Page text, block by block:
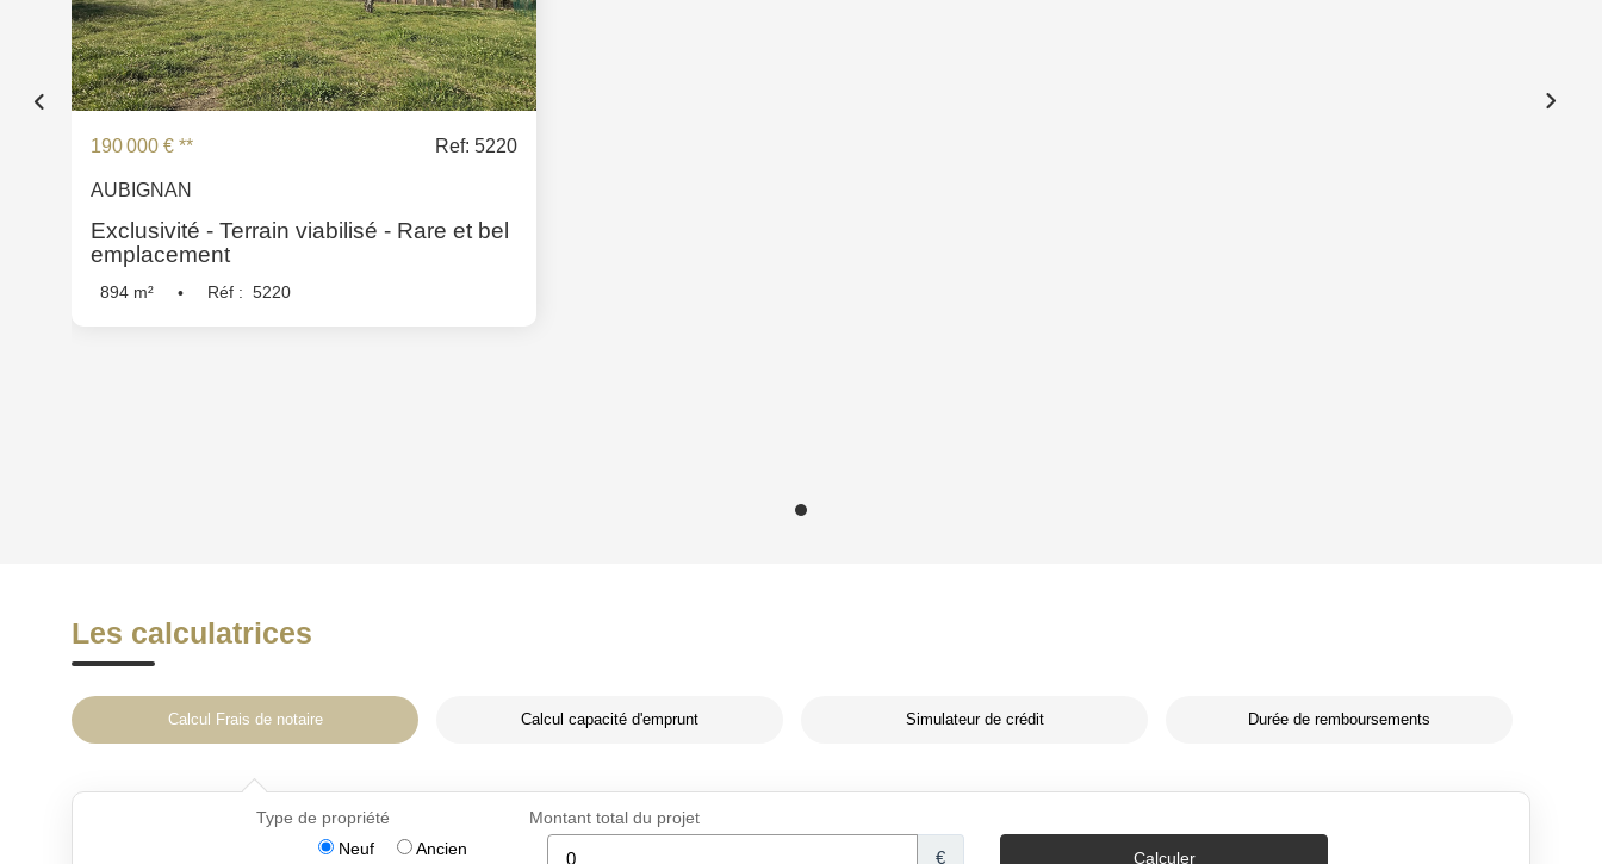
190 000 € ** Ref: 5220
AUBIGNAN
Exclusivité - Terrain viabilisé - Rare et bel
emplacement
894 m² Réf : 5220
Les calculatrices
Calcul Frais de notaire Calcul capacité d'emprunt Simulateur de crédit Durée de remboursements